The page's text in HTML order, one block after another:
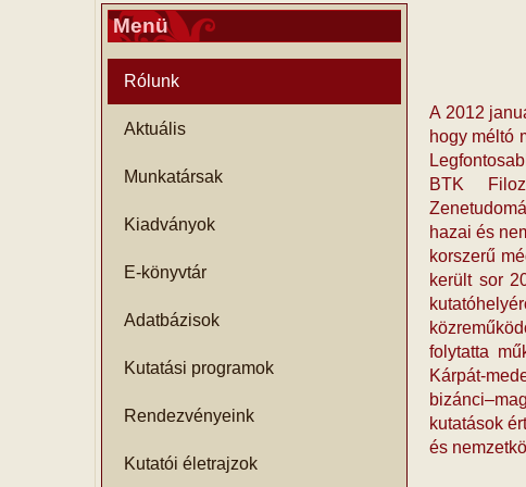
A 2012
hogy méltó
BTK
hazai és
korszerű
került sor
folytatta
Kárpát-
kutatások
és
Menü
Rólunk
Aktuális
Munkatársak
Kiadványok
E-könyvtár
Adatbázisok
Kutatási programok
Rendezvényeink
Kutatói életrajzok